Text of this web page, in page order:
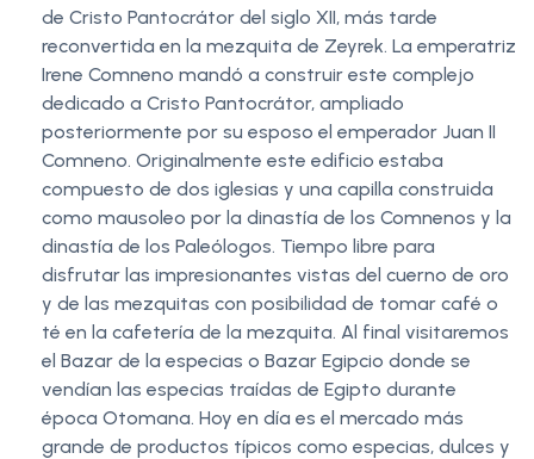
de Cristo Pantocrátor del siglo XII, más tarde
reconvertida en la mezquita de Zeyrek. La emperatriz
Irene Comneno mandó a construir este complejo
dedicado a Cristo Pantocrátor, ampliado
posteriormente por su esposo el emperador Juan II
Comneno. Originalmente este edificio estaba
compuesto de dos iglesias y una capilla construida
como mausoleo por la dinastía de los Comnenos y la
dinastía de los Paleólogos. Tiempo libre para
disfrutar las impresionantes vistas del cuerno de oro
y de las mezquitas con posibilidad de tomar café o
té en la cafetería de la mezquita. Al final visitaremos
el Bazar de la especias o Bazar Egipcio donde se
vendían las especias traídas de Egipto durante
época Otomana. Hoy en día es el mercado más
grande de productos típicos como especias, dulces y